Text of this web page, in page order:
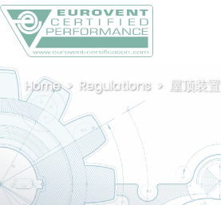
Home Regulations 屋顶装置